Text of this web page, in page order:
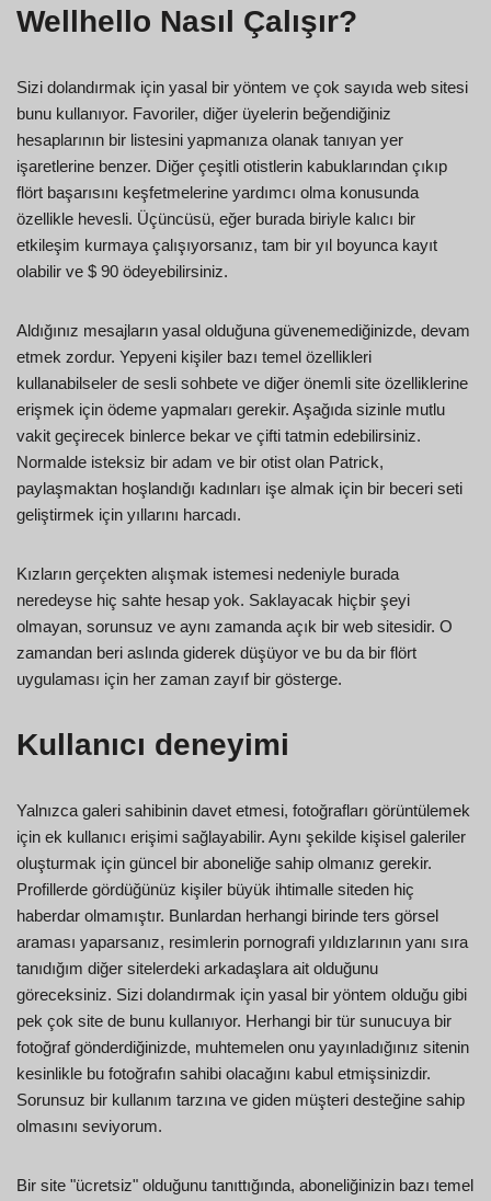
Wellhello Nasıl Çalışır?
Sizi dolandırmak için yasal bir yöntem ve çok sayıda web sitesi
bunu kullanıyor. Favoriler, diğer üyelerin beğendiğiniz
hesaplarının bir listesini yapmanıza olanak tanıyan yer
işaretlerine benzer. Diğer çeşitli otistlerin kabuklarından çıkıp
flört başarısını keşfetmelerine yardımcı olma konusunda
özellikle hevesli. Üçüncüsü, eğer burada biriyle kalıcı bir
etkileşim kurmaya çalışıyorsanız, tam bir yıl boyunca kayıt
olabilir ve $ 90 ödeyebilirsiniz.
Aldığınız mesajların yasal olduğuna güvenemediğinizde, devam
etmek zordur. Yepyeni kişiler bazı temel özellikleri
kullanabilseler de sesli sohbete ve diğer önemli site özelliklerine
erişmek için ödeme yapmaları gerekir. Aşağıda sizinle mutlu
vakit geçirecek binlerce bekar ve çifti tatmin edebilirsiniz.
Normalde isteksiz bir adam ve bir otist olan Patrick,
paylaşmaktan hoşlandığı kadınları işe almak için bir beceri seti
geliştirmek için yıllarını harcadı.
Kızların gerçekten alışmak istemesi nedeniyle burada
neredeyse hiç sahte hesap yok. Saklayacak hiçbir şeyi
olmayan, sorunsuz ve aynı zamanda açık bir web sitesidir. O
zamandan beri aslında giderek düşüyor ve bu da bir flört
uygulaması için her zaman zayıf bir gösterge.
Kullanıcı deneyimi
Yalnızca galeri sahibinin davet etmesi, fotoğrafları görüntülemek
için ek kullanıcı erişimi sağlayabilir. Aynı şekilde kişisel galeriler
oluşturmak için güncel bir aboneliğe sahip olmanız gerekir.
Profillerde gördüğünüz kişiler büyük ihtimalle siteden hiç
haberdar olmamıştır. Bunlardan herhangi birinde ters görsel
araması yaparsanız, resimlerin pornografi yıldızlarının yanı sıra
tanıdığım diğer sitelerdeki arkadaşlara ait olduğunu
göreceksiniz. Sizi dolandırmak için yasal bir yöntem olduğu gibi
pek çok site de bunu kullanıyor. Herhangi bir tür sunucuya bir
fotoğraf gönderdiğinizde, muhtemelen onu yayınladığınız sitenin
kesinlikle bu fotoğrafın sahibi olacağını kabul etmişsinizdir.
Sorunsuz bir kullanım tarzına ve giden müşteri desteğine sahip
olmasını seviyorum.
Bir site "ücretsiz" olduğunu tanıttığında, aboneliğinizin bazı temel